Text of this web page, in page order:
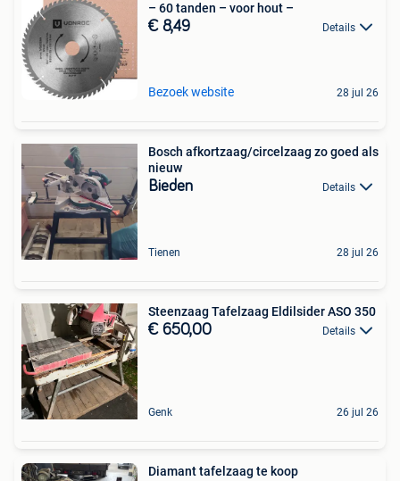
– 60 tanden – voor hout –
€ 8,49 Details
Bezoek website 28 jul 26
Bosch afkortzaag/circelzaag zo goed als
nieuw
Bieden Details
Tienen 28 jul 26
Steenzaag Tafelzaag Eldilsider ASO 350
€ 650,00 Details
Genk 26 jul 26
Diamant tafelzaag te koop